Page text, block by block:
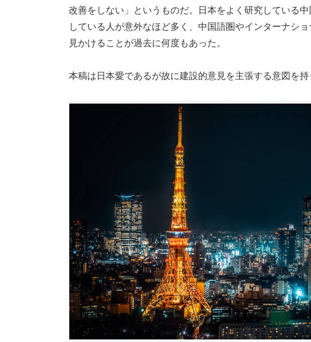
改善をしない」というものだ。日本をよく研究している
している人が意外なほど多く、中国語圏やインターナシ
見かけることが過去に何度もあった。
本稿は日本愛であるが故に建設的意見を主張する意図を持